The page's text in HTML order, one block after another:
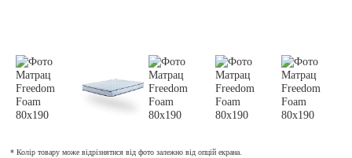
* Колір товару може відрізнятися від фото залежно від опцій екрана.